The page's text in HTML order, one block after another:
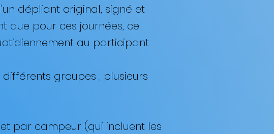
dépliant original, signé et
que pour ces journées, ce
au participant.
groupes ; plusieurs
par campeur (qui incluent les